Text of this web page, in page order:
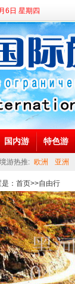
6日 星期四
国内游 特色游
游热推: 欧洲 亚洲
： 首页>>自由行